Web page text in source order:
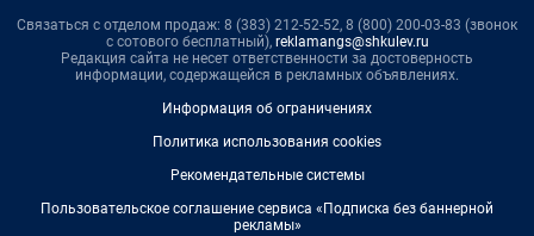
Связаться с отделом продаж: 8 (383) 212-52-52, 8 (800) 200-03-83 (звонок
с сотового бесплатный), reklamangs@shkulev.ru
Редакция сайта не несет ответственности за достоверность
информации, содержащейся в рекламных объявлениях.
Информация об ограничениях
Политика использования cookies
Рекомендательные системы
Пользовательское соглашение сервиса «Подписка без баннерной
рекламы»